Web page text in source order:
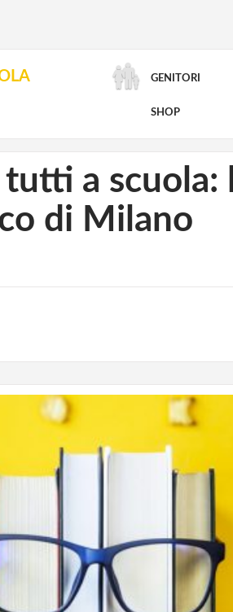
GENITORI
SHOP
RICERCA
a
di Milano